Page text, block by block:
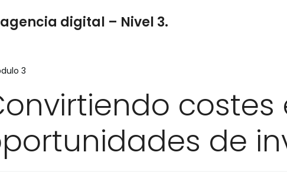
digital – Nivel 3.
3
costes
de